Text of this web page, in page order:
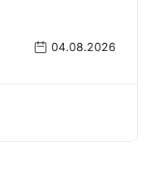
04.08.2026